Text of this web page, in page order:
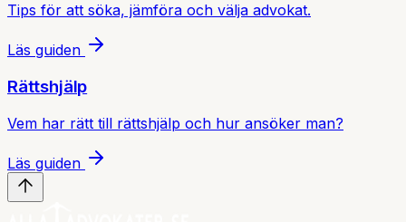
Tips för att söka, jämföra och välja advokat.
Läs guiden
Rättshjälp
Vem har rätt till rättshjälp och hur ansöker man?
Läs guiden